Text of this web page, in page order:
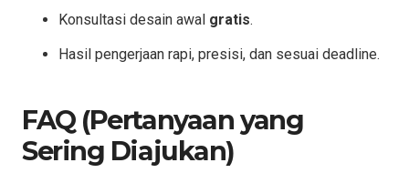
Konsultasi desain awal gratis.
Hasil pengerjaan rapi, presisi, dan sesuai deadline.
FAQ (Pertanyaan yang
Sering Diajukan)